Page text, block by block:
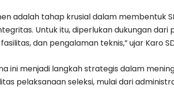
adalah tahap krusial dalam membentuk
Untuk itu, diperlukan dukungan dari
dan pengalaman teknis,” ujar Karo
ini menjadi langkah strategis dalam
pelaksanaan seleksi, mulai dari